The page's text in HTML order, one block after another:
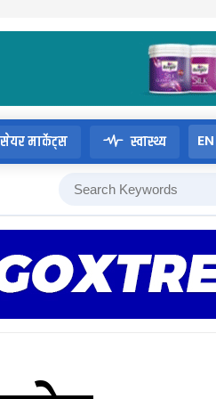
सेयर मार्केट्स स्वास्थ्य EN